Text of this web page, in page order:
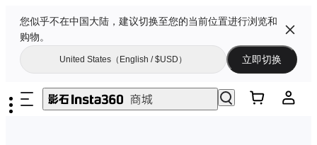
您似乎不在中国大陆，建议切换至您的当前位置进行浏览和
购物。
United States（English / $USD） 立即切换